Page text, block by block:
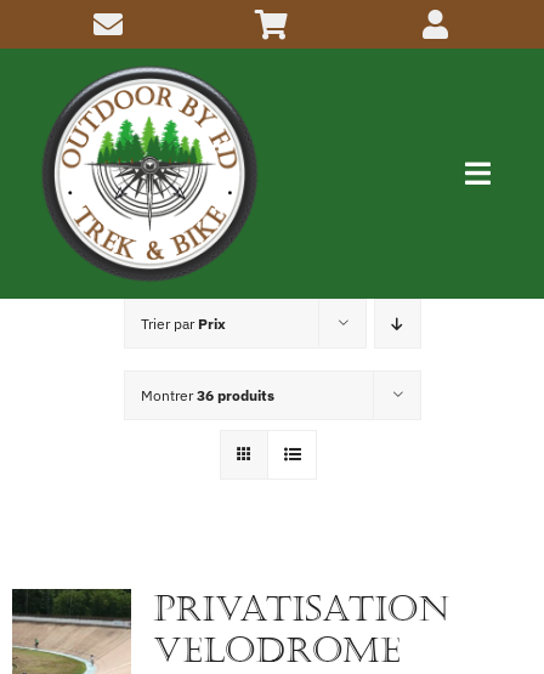
au
contenu
Me connaitre
Trier par Prix
Montrer36 produits
PRIVATISATION
VELODROME